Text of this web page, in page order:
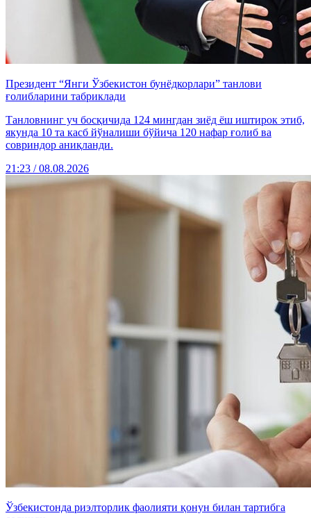
Президент “Янги Ўзбекистон бунёдкорлари” танлови
ғолибларини табриклади
Танловнинг уч босқичида 124 мингдан зиёд ёш иштирок этиб,
якунда 10 та касб йўналиши бўйича 120 нафар ғолиб ва
совриндор аниқланди.
21:23 / 08.08.2026
Ўзбекистонда риэлторлик фаолияти қонун билан тартибга